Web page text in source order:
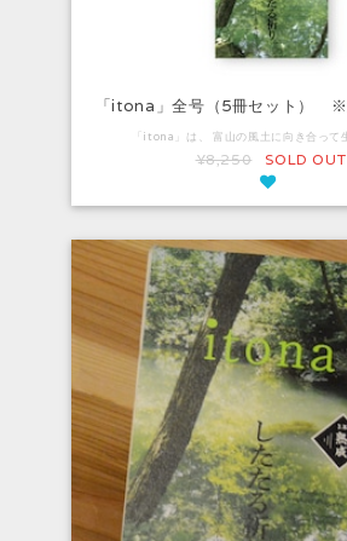
「itona」全号（5冊セット） ※
¥8,250 SOLD OUT